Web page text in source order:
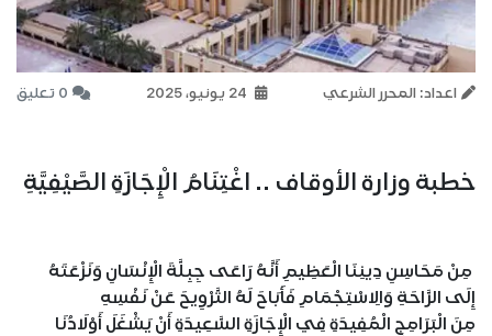
اعداد: المحرر الشرعي 0 تعليق
خطبة وزارة الأوقاف .. اغْتِنَامُ الْإِجَازَةِ الصَّيْفِيَّةِ
مِنْ مَحَاسِنِ دِينِنَا الْعَظِيمِ أَنَّهُ رَاعَى جِبِلَّةَ الْإِنْسَانِ وَنَزْعَتَهُ
إِلَى الرَّاحَةِ وَالِاسْتِجْمَامِ فَأَبَاحَ لَهُ التَّرْوِيحَ عَنْ نَفْسِهِ
مِنَ الْبَرَامِجِ الْمُفِيدَةِ فِي الْإِجَازَةِ السَّعِيدَةِ أَنْ يَشْغَلَ أَوْلَادُنَا